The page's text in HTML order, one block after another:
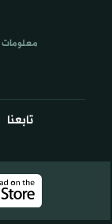
تابعنا
معلومات